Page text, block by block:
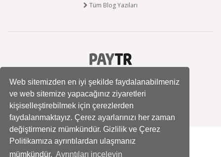
Web sitemizden en iyi şekilde faydalanabilmeniz
ve web sitemize yapacağınız ziyaretleri
kişiselleştirebilmek için çerezlerden
faydalanmaktayız. Çerez ayarlarınızı her zaman
değiştirmeniz mümkündür. Gizlilik ve Çerez
Politikamıza ayrıntılardan ulaşmanız
mümkündür. Ayrıntıları inceleyin
Tüm Blog Yazıları